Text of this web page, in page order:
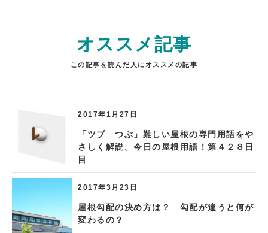
オススメ記事
この記事を読んだ人にオススメの記事
2017年1月27日
「ツブ つぶ」難しい屋根の専門用語をや
さしく解説。今日の屋根用語！第４２８日
目
2017年3月23日
屋根勾配の決め方は？ 勾配が違うと何が
変わるの？